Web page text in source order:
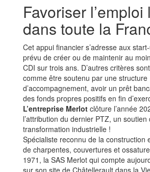
Favoriser l’emploi
dans toute la
Cet appui financier s’adresse aux
prévu de créer ou de maintenir au
CDI sur trois ans. D’autres critères
comme être soutenu par une structure
d’accompagnement, avoir un prêt
des fonds propres positifs en fin
L’entreprise Merlot clôture l’année
l’attribution du dernier PTZ, un
transformation industrielle !
Spécialiste reconnu de la construction
de charpentes, couvertures et
1971, la SAS Merlot qui compte